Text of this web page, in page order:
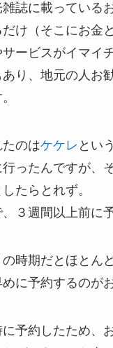
誌に載っている
け（そこにお金
ービスがイマイ
り、地元の人お
のはケケレ とい
ったんですが、
たらとれず。
３週間以上前に
時期だとほとん
に予約するのが
予約したため、